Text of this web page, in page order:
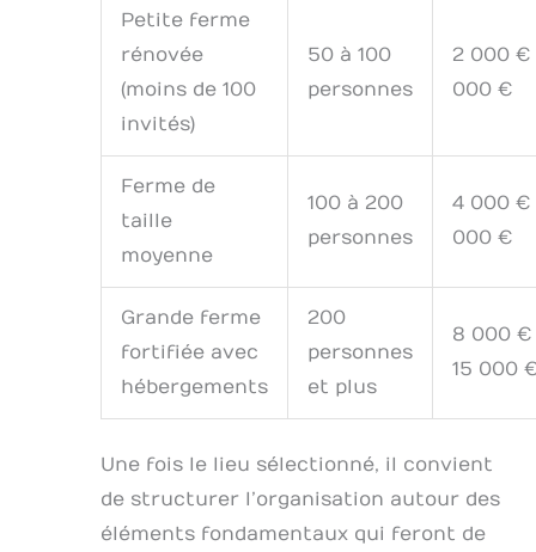
Petite ferme
rénovée
(moins de 100
invités)
50 à 100
personnes
2 000 €
000 €
Ferme de
taille
moyenne
100 à 200
personnes
4 000 €
000 €
Grande ferme
fortifiée avec
hébergements
200
personnes
et plus
8 000 €
15 000
Une fois le lieu sélectionné, il convient
de structurer l’organisation autour des
éléments fondamentaux qui feront de